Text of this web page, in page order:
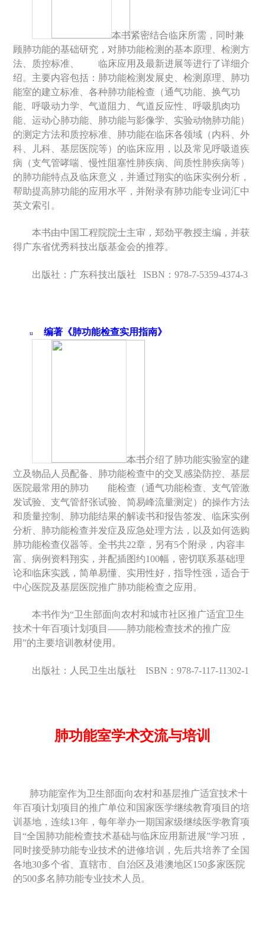
本书紧密结合临床所需，同时兼
顾肺功能的基础研究，对肺功能检测的基本原理、检测方
法、质控标准、
临床应用及最新进展等进行了详细介
绍。主要内容包括：肺功能检测发展史、检测原理、肺功
能室的建立标准、各种肺功能检查（通气功能、换气功
能、呼吸动力学、气道阻力、气道反应性、呼吸肌肉功
能、运动心肺功能、肺功能与影像学、实验动物肺功能）
的测定方法和质控标准、肺功能在临床各领域（内科、外
科、儿科、基层医院等）的临床应用，以及常见呼吸道疾
病（支气管哮喘、慢性阻塞性肺疾病、间质性肺疾病等）
的肺功能特点及临床意义，并通过翔实的临床实例分析，
帮助提高肺功能的应用水平，并附录有肺功能专业词汇中
英文索引。
本书由中国工程院院士主审，郑劲平教授主编，并获
得广东省优秀科技出版基金会的推荐。
出版社：广东科技出版社 ISBN ：978-7-5359-4374-3
u 编著《肺功能检查实用指南》
本书介绍了肺功能实验室的建
立及物品人员配备、肺功能检查中的交叉感染防控、基层
医院最常用的肺功
能检查（通气功能检查、支气管激
发试验、支气管舒张试验、简易峰流量测定）的操作方法
和质量控制、肺功能结果的解读书和报告签发、临床实例
分析、肺功能检查并发症及应急处理方法，以及如何选购
肺功能检查仪器等。全书共22章，另有5个附录，内容丰
富、病例资料翔实，并配插图约100幅，密切联系基础理
论和临床实践，简单易懂、实用性好，指导性强，适合于
中心医院及基层医院推广肺功能检查之应用。
本书作为“卫生部面向农村和城市社区推广适宜卫生
技术十年百项计划项目——肺功能检查技术的推广应
用”的主要培训教材使用。
出版社：人民卫生出版社 ISBN ：978-7-117-11302-1
肺功能室学术交流与培训
肺功能室作为卫生部面向农村和基层推广适宜技术十
年百项计划项目的推广单位和国家医学继续教育项目的培
训基地，连续13年，每年举办一期国家级继续医学教育项
目“全国肺功能检查技术基础与临床应用新进展”学习班，
同时接受肺功能专业技术的进修培训，先后共培养了全国
各地30多个省、直辖市、自治区及港澳地区150多家医院
的500多名肺功能专业技术人员。